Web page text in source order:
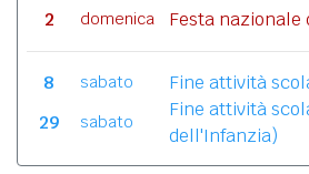
2 domenica Festa
8 sabato
Fine attività
29
sabato
Fine attività
dell'Infanzia)